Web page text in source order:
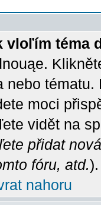
vloľím téma
nebo
moci
vidět na
přidat
fóru, atd.).
nahoru